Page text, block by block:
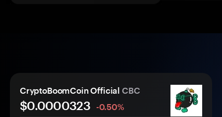
CryptoBoomCoin Official CBC
$0.0000323
-0.50%